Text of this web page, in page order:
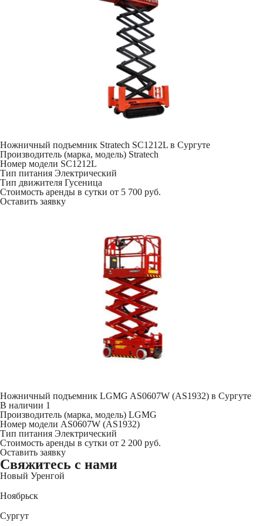
Ножничный подъемник Stratech SC1212L в Сургуте
Производитель (марка, модель) Stratech
Номер модели SC1212L
Тип питания Электрический
Тип движителя Гусеница
Стоимость аренды в сутки от 5 700 руб.
Оставить заявку
Ножничный подъемник LGMG AS0607W (AS1932) в Сургуте
В наличии 1
Производитель (марка, модель) LGMG
Номер модели AS0607W (AS1932)
Тип питания Электрический
Стоимость аренды в сутки от 2 200 руб.
Оставить заявку
Свяжитесь с нами
Новый Уренгой
Ноябрьск
Сургут